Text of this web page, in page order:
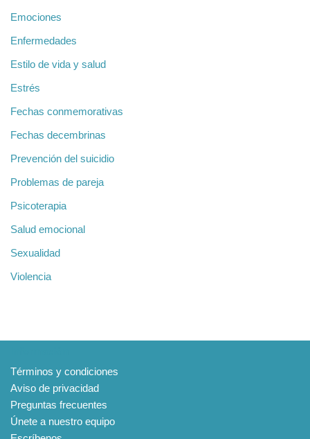
Emociones
Enfermedades
Estilo de vida y salud
Estrés
Fechas conmemorativas
Fechas decembrinas
Prevención del suicidio
Problemas de pareja
Psicoterapia
Salud emocional
Sexualidad
Violencia
Términos y condiciones
Aviso de privacidad
Preguntas frecuentes
Únete a nuestro equipo